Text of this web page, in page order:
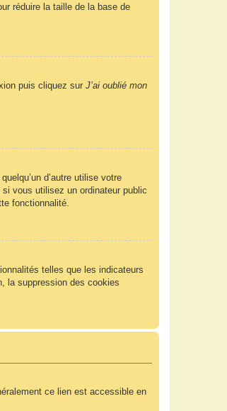
réduire la taille de la base de
puis cliquez sur J’ai oublié mon
d’autre utilise votre
si vous utilisez un ordinateur public
fonctionnalité.
telles que les indicateurs
la suppression des cookies
ce lien est accessible en